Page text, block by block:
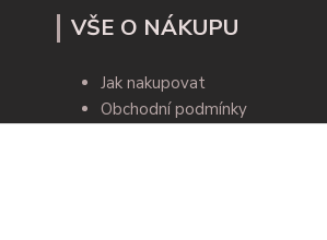
VŠE O NÁKUPU
Jak nakupovat
Obchodní podmínky